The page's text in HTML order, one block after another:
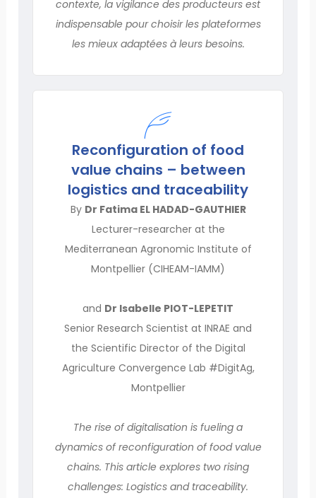
contexte, la vigilance des producteurs est
indispensable pour choisir les plateformes
les mieux adaptées à leurs besoins.
Reconfiguration of food
value chains – between
logistics and traceability
By Dr Fatima EL HADAD-GAUTHIER
Lecturer-researcher at the
Mediterranean Agronomic Institute of
Montpellier (CIHEAM-IAMM)
and Dr Isabelle PIOT-LEPETIT
Senior Research Scientist at INRAE and
the Scientific Director of the Digital
Agriculture Convergence Lab #DigitAg,
Montpellier
The rise of digitalisation is fueling a
dynamics of reconfiguration of food value
chains. This article explores two rising
challenges: Logistics and traceability.